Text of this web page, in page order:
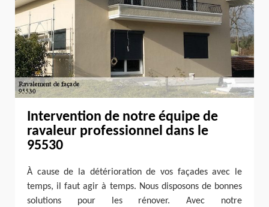
Intervention de notre équipe de
ravaleur professionnel dans le
95530
À cause de la détérioration de vos façades avec le
temps, il faut agir à temps. Nous disposons de bonnes
solutions pour les rénover. Avec notre